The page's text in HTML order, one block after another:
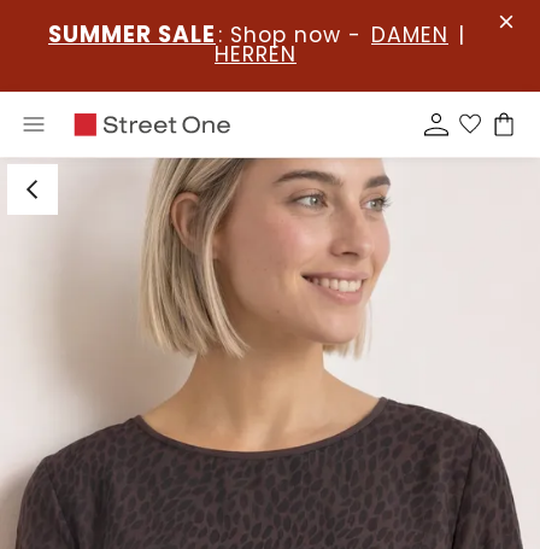
SUMMER SALE : Shop now - DAMEN |
HERREN